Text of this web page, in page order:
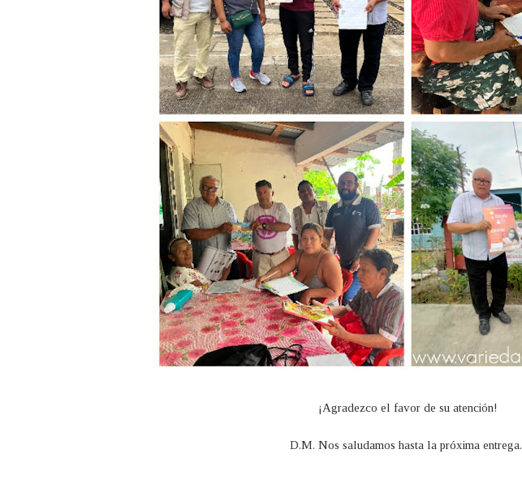
¡Agradezco el favor de su atención!
D.M. Nos saludamos hasta la próxima entrega.